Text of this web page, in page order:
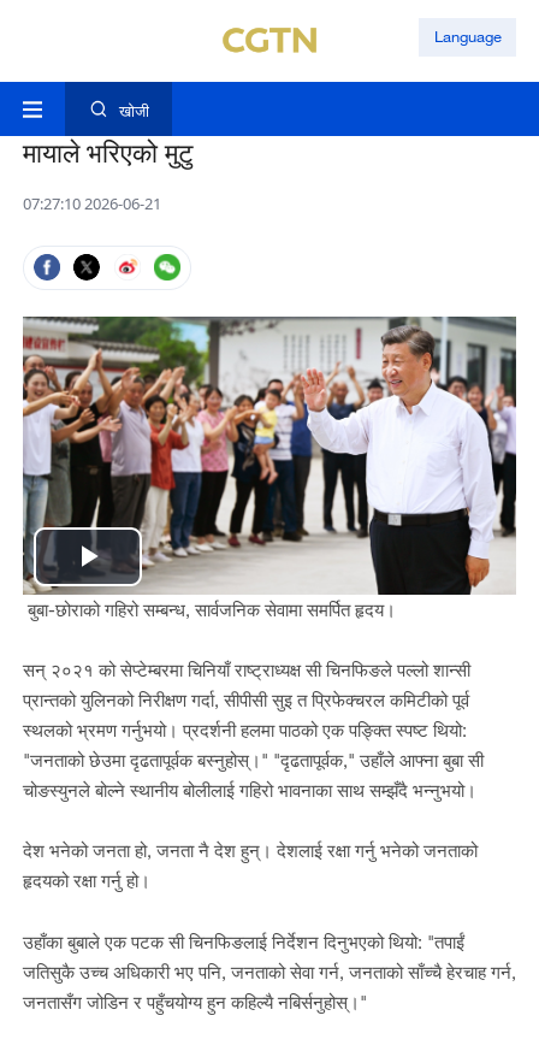
Language
खोजी
मायाले भरिएको मुटु
07:27:10 2026-06-21
Play
बुबा-छोराको गहिरो सम्बन्ध, सार्वजनिक सेवामा समर्पित हृदय।
सन् २०२१ को सेप्टेम्बरमा चिनियाँ राष्ट्राध्यक्ष सी चिनफिङले पल्लो शान्सी
प्रान्तको युलिनको निरीक्षण गर्दा, सीपीसी सुइ त प्रिफेक्चरल कमिटीको पूर्व
स्थलको भ्रमण गर्नुभयो। प्रदर्शनी हलमा पाठको एक पङ्क्ति स्पष्ट थियो:
"जनताको छेउमा दृढतापूर्वक बस्नुहोस्।" "दृढतापूर्वक," उहाँले आफ्ना बुबा सी
चोङस्युनले बोल्ने स्थानीय बोलीलाई गहिरो भावनाका साथ सम्झँदै भन्नुभयो।
देश भनेको जनता हो, जनता नै देश हुन्। देशलाई रक्षा गर्नु भनेको जनताको
हृदयको रक्षा गर्नु हो।
उहाँका बुबाले एक पटक सी चिनफिङलाई निर्देशन दिनुभएको थियो: "तपाईं
जतिसुकै उच्च अधिकारी भए पनि, जनताको सेवा गर्न, जनताको साँच्चै हेरचाह गर्न,
जनतासँग जोडिन र पहुँचयोग्य हुन कहिल्यै नबिर्सनुहोस्।"